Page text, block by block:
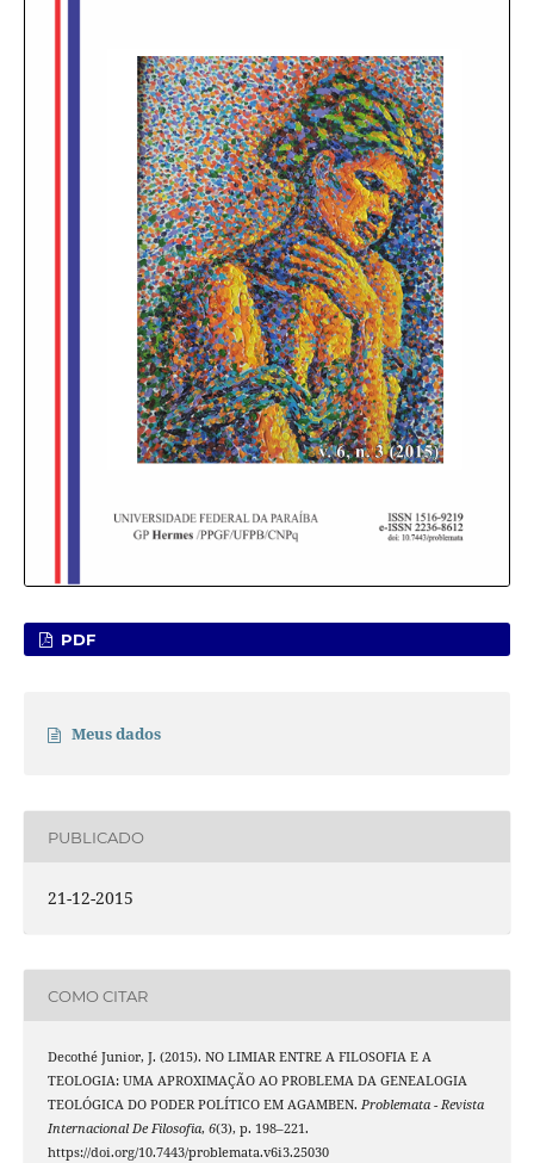
PDF
Meus dados
PUBLICADO
21-12-2015
COMO CITAR
Decothé Junior, J. (2015). NO LIMIAR ENTRE A FILOSOFIA E A
TEOLOGIA: UMA APROXIMAÇÃO AO PROBLEMA DA GENEALOGIA
TEOLÓGICA DO PODER POLÍTICO EM AGAMBEN. Problemata - Revista
Internacional De Filosofia, 6(3), p. 198–221.
https://doi.org/10.7443/problemata.v6i3.25030